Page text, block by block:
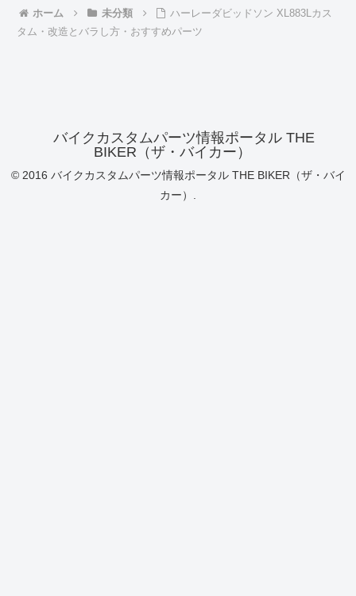
ホーム 未分類
ハーレーダビッドソン XL883Lカス
タム・改造とバラし方・おすすめパーツ
バイクカスタムパーツ情報ポータル THE
BIKER（ザ・バイカー）
© 2016 バイクカスタムパーツ情報ポータル THE BIKER（ザ・バイ
カー）.